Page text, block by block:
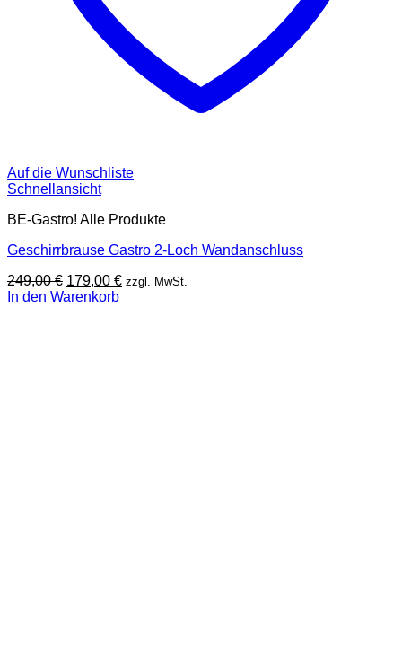
Auf die Wunschliste
Schnellansicht
BE-Gastro! Alle Produkte
Geschirrbrause Gastro 2-Loch Wandanschluss
249,00€ Ursprünglicher
Preis
179,00 €Aktueller
zzgl. MwSt.
In den Warenkorb